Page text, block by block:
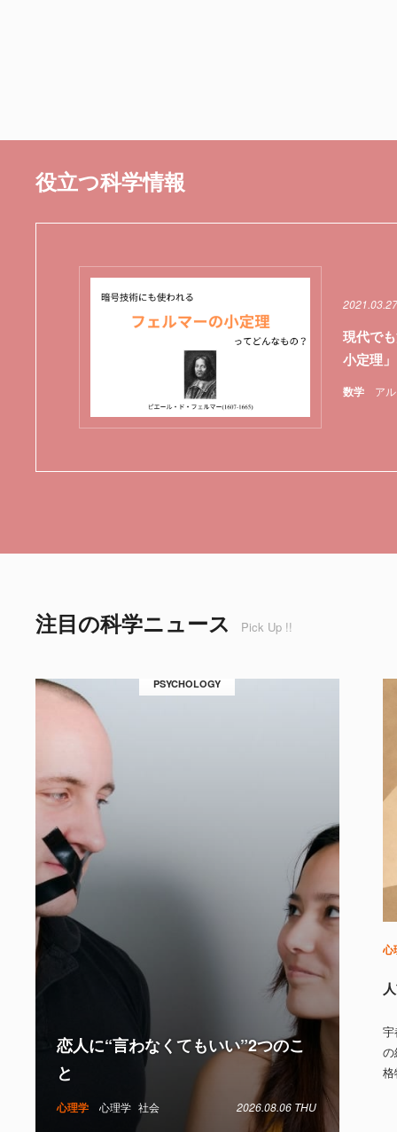
役立つ科学情報
数学 ア
現代で
小定理
注目の科学ニュース Pick Up !!
PSYCHOLOGY
心理学 心理学 社会 2026.08.06 THU
恋人に“言わなくてもいい”2つのこ
と
心